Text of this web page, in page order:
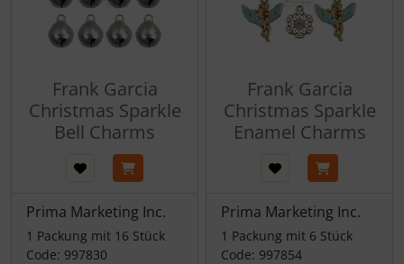
Frank Garcia
Christmas Sparkle
Bell Charms
Prima Marketing Inc.
1 Packung mit 16 Stück
Code: 997830
Frank Garcia
Christmas Sparkle
Enamel Charms
Prima Marketing Inc.
1 Packung mit 6 Stück
Code: 997854